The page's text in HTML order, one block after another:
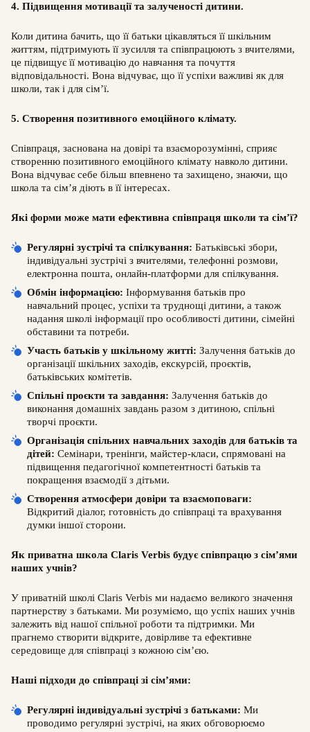
4. Підвищення мотивації та залученості дитини.
Коли дитина бачить, що її батьки цікавляться її шкільним
життям, підтримують її зусилля та співпрацюють з вчителями,
це підвищує її мотивацію до навчання та почуття
відповідальності. Вона відчуває, що її успіхи важливі як для
школи, так і для сім’ї.
5. Створення позитивного емоційного клімату.
Співпраця, заснована на довірі та взаєморозумінні, сприяє
створенню позитивного емоційного клімату навколо дитини.
Вона відчуває себе більш впевнено та захищено, знаючи, що
школа та сім’я діють в її інтересах.
Які форми може мати ефективна співпраця школи та сім’ї?
Регулярні зустрічі та спілкування: Батьківські збори,
індивідуальні зустрічі з вчителями, телефонні розмови,
електронна пошта, онлайн-платформи для спілкування.
Обмін інформацією: Інформування батьків про
навчальний процес, успіхи та труднощі дитини, а також
надання школі інформації про особливості дитини, сімейні
обставини та потреби.
Участь батьків у шкільному житті: Залучення батьків до
організації шкільних заходів, екскурсій, проєктів,
батьківських комітетів.
Спільні проєкти та завдання: Залучення батьків до
виконання домашніх завдань разом з дитиною, спільні
творчі проєкти.
Організація спільних навчальних заходів для батьків та
дітей: Семінари, тренінги, майстер-класи, спрямовані на
підвищення педагогічної компетентності батьків та
покращення взаємодії з дітьми.
Створення атмосфери довіри та взаємоповаги:
Відкритий діалог, готовність до співпраці та врахування
думки іншої сторони.
Як приватна школа Claris Verbis будує співпрацю з сім’ями
наших учнів?
У приватній школі Claris Verbis ми надаємо великого значення
партнерству з батьками. Ми розуміємо, що успіх наших учнів
залежить від нашої спільної роботи та підтримки. Ми
прагнемо створити відкрите, довірливе та ефективне
середовище для співпраці з кожною сім’єю.
Наші підходи до співпраці зі сім’ями:
Регулярні індивідуальні зустрічі з батьками: Ми
проводимо регулярні зустрічі, на яких обговорюємо